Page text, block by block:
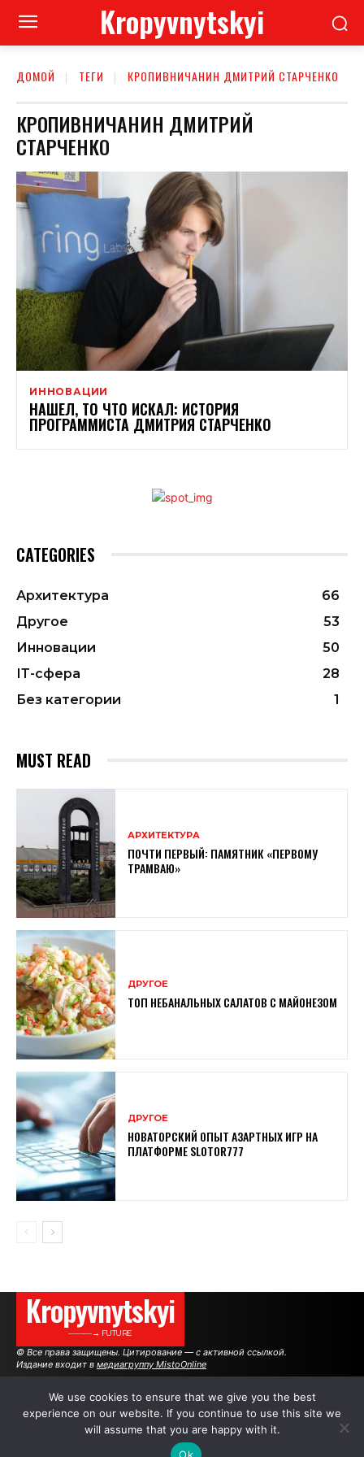
Kropyvnytskyi
ДОМОЙ ТЕГИ КРОПИВНИЧАНИН ДМИТРИЙ СТАРЧЕНКО
КРОПИВНИЧАНИН ДМИТРИЙ
СТАРЧЕНКО
ИННОВАЦИИ
НАШЕЛ, ТО ЧТО ИСКАЛ: ИСТОРИЯ
ПРОГРАММИСТА ДМИТРИЯ СТАРЧЕНКО
CATEGORIES
Архитектура
66
Другое
53
Инновации
50
ІТ-сфера
28
Без категории
1
MUST READ
АРХИТЕКТУРА
ПОЧТИ ПЕРВЫЙ: ПАМЯТНИК «ПЕРВОМУ
ТРАМВАЮ»
ДРУГОЕ
ТОП НЕБАНАЛЬНЫХ САЛАТОВ С МАЙОНЕЗОМ
ДРУГОЕ
НОВАТОРСКИЙ ОПЫТ АЗАРТНЫХ ИГР НА
ПЛАТФОРМЕ SLOTOR777
Kropyvnytskyi
———→ FUTURE
© Все права защищены. Цитирование — с активной ссылкой.
Издание входит в медиагруппу MistoOnline
АВТОРЫ РЕКЛАМА НА САЙТЕ
We use cookies to ensure that we give you the best
experience on our website. If you continue to use this site we
will assume that you are happy with it.
Ok